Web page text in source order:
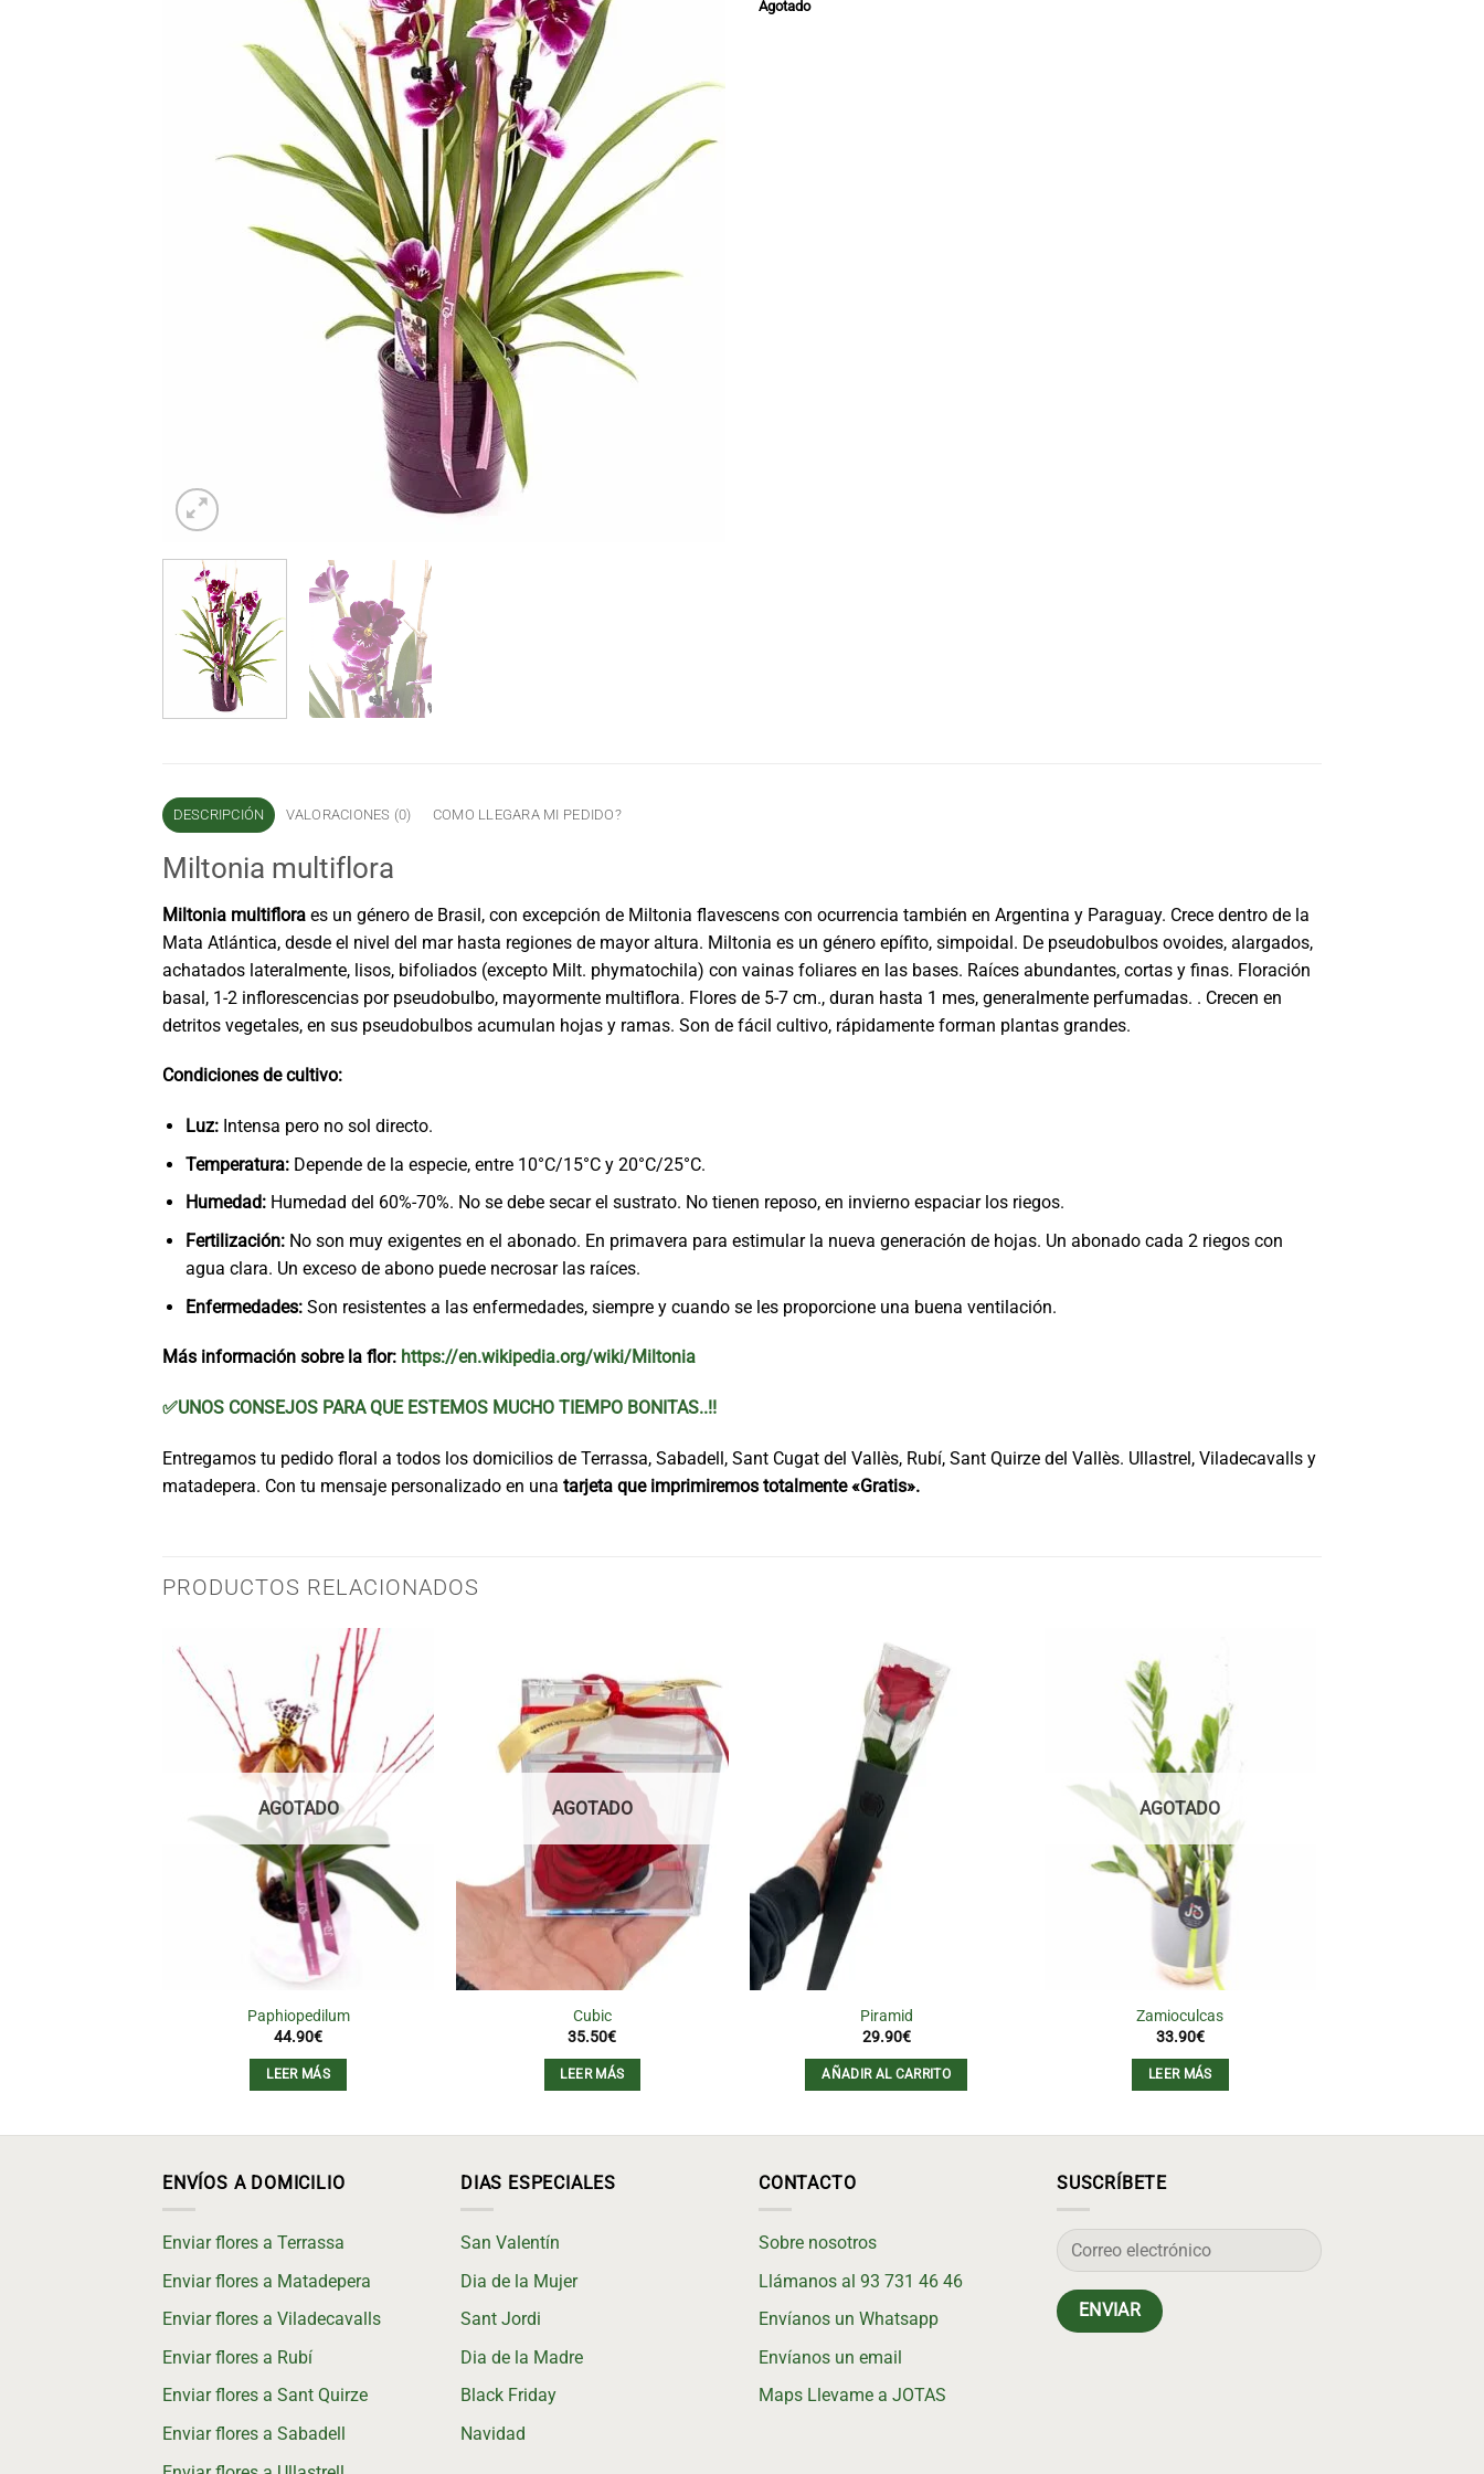
Agotado
DESCRIPCIÓN VALORACIONES (0) COMO LLEGARA MI PEDIDO?
Miltonia multiflora
Miltonia multiflora es un género de Brasil, con excepción de Miltonia flavescens con ocurrencia también en Argentina y Paraguay. Crece dentro de la
Mata Atlántica, desde el nivel del mar hasta regiones de mayor altura. Miltonia es un género epífito, simpoidal. De pseudobulbos ovoides, alargados,
achatados lateralmente, lisos, bifoliados (excepto Milt. phymatochila) con vainas foliares en las bases. Raíces abundantes, cortas y finas. Floración
basal, 1-2 inflorescencias por pseudobulbo, mayormente multiflora. Flores de 5-7 cm., duran hasta 1 mes, generalmente perfumadas. . Crecen en
detritos vegetales, en sus pseudobulbos acumulan hojas y ramas. Son de fácil cultivo, rápidamente forman plantas grandes.
Condiciones de cultivo:
Luz:Intensa pero no sol directo.
Temperatura:Depende de la especie, entre 10°C/15°C y 20°C/25°C.
Humedad:Humedad del 60%-70%. No se debe secar el sustrato. No tienen reposo, en invierno espaciar los riegos.
Fertilización:No son muy exigentes en el abonado. En primavera para estimular la nueva generación de hojas. Un abonado cada 2 riegos con
agua clara. Un exceso de abono puede necrosar las raíces.
Enfermedades:Son resistentes a las enfermedades, siempre y cuando se les proporcione una buena ventilación.
Más información sobre la flor: https://en.wikipedia.org/wiki/Miltonia
✅UNOS CONSEJOS PARA QUE ESTEMOS MUCHO TIEMPO BONITAS..!!
Entregamos tu pedido floral a todos los domicilios de Terrassa, Sabadell, Sant Cugat del Vallès, Rubí, Sant Quirze del Vallès. Ullastrel, Viladecavalls y
matadepera. Con tu mensaje personalizado en una tarjeta que imprimiremos totalmente «Gratis».
PRODUCTOS RELACIONADOS
AGOTADO
Paphiopedilum
44.90€
LEER MÁS
AGOTADO
Cubic
35.50€
LEER MÁS
Piramid
29.90€
AÑADIR AL CARRITO
AGOTADO
Zamioculcas
33.90€
LEER MÁS
ENVÍOS A DOMICILIO
Enviar flores a Terrassa
Enviar flores a Matadepera
Enviar flores a Viladecavalls
Enviar flores a Rubí
Enviar flores a Sant Quirze
Enviar flores a Sabadell
DIAS ESPECIALES
San Valentín
Dia de la Mujer
Sant Jordi
Dia de la Madre
Black Friday
Navidad
CONTACTO
Sobre nosotros
Llámanos al 93 731 46 46
Envíanos un Whatsapp
Envíanos un email
Maps Llevame a JOTAS
SUSCRÍBETE